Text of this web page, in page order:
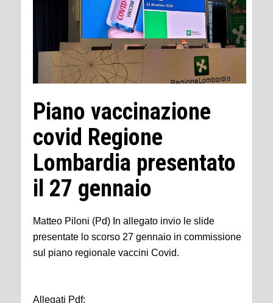
Piano vaccinazione
covid Regione
Lombardia presentato
il 27 gennaio
Matteo Piloni (Pd) In allegato invio le slide
presentate lo scorso 27 gennaio in commissione
sul piano regionale vaccini Covid.
Allegati Pdf: